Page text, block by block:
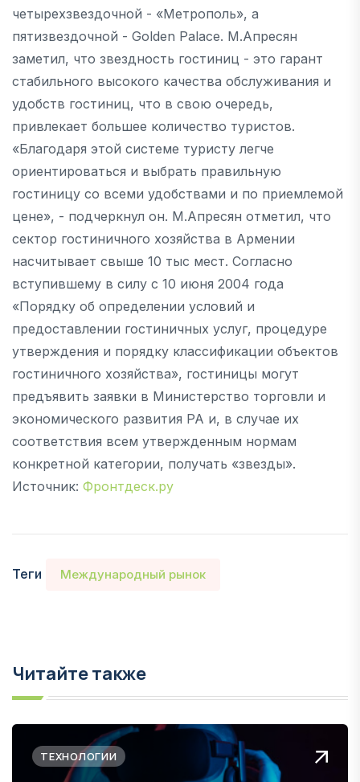
четырехзвездочной - «Метрополь», а
пятизвездочной - Golden Palace. М.Апресян
заметил, что звездность гостиниц - это гарант
стабильного высокого качества обслуживания и
удобств гостиниц, что в свою очередь,
привлекает большее количество туристов.
«Благодаря этой системе туристу легче
ориентироваться и выбрать правильную
гостиницу со всеми удобствами и по приемлемой
цене», - подчеркнул он. М.Апресян отметил, что
сектор гостиничного хозяйства в Армении
насчитывает свыше 10 тыс мест. Согласно
вступившему в силу с 10 июня 2004 года
«Порядку об определении условий и
предоставлении гостиничных услуг, процедуре
утверждения и порядку классификации объектов
гостиничного хозяйства», гостиницы могут
предъявить заявки в Министерство торговли и
экономического развития РА и, в случае их
соответствия всем утвержденным нормам
конкретной категории, получать «звезды».
Источник: Фронтдеск.ру
Теги Международный рынок
Читайте также
ТЕХНОЛОГИИ